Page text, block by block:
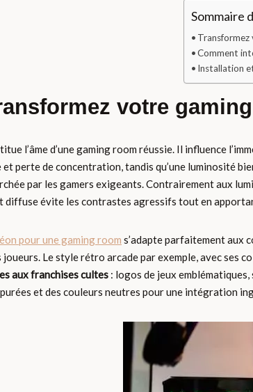
Sommaire
Transformez
Comment
Installation
votre
l’âme d’une gaming room réussie. Il influence
perte de concentration, tandis qu’une luminosité
par les gamers exigeants. Contrairement aux
diffuse évite les contrastes agressifs tout en
pour une gaming room s’adapte parfaitement aux
Le style rétro arcade par exemple, avec ses
aux franchises cultes : logos de jeux
et des couleurs neutres pour une intégration